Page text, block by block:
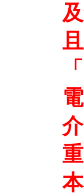
重